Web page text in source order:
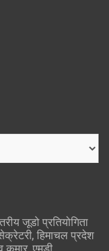
जूडो प्रतियोगिता
हिमाचल प्रदेश
कुमार, एमडी,